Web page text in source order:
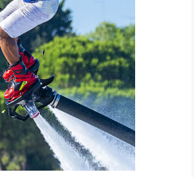
MOTO